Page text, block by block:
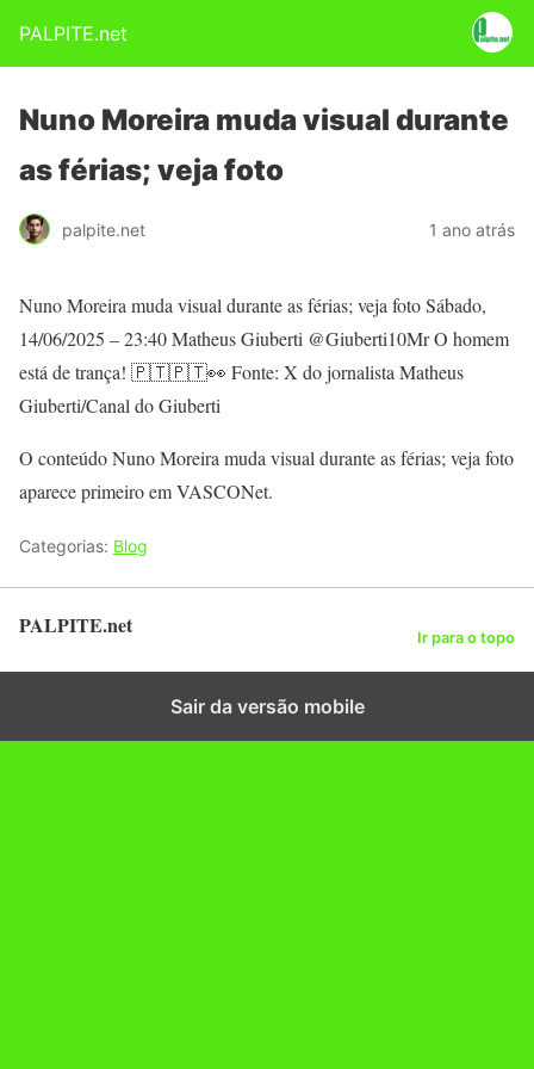
PALPITE.net
Nuno Moreira muda visual durante
as férias; veja foto
palpite.net 1 ano atrás
Nuno Moreira muda visual durante as férias; veja foto Sábado,
14/06/2025 – 23:40 Matheus Giuberti @Giuberti10Mr O homem
está de trança! 🇵🇹🇵🇹👀 Fonte: X do jornalista Matheus
Giuberti/Canal do Giuberti
O conteúdo Nuno Moreira muda visual durante as férias; veja foto
aparece primeiro em VASCONet.
Categorias: Blog
PALPITE.net Ir para o topo
Sair da versão mobile